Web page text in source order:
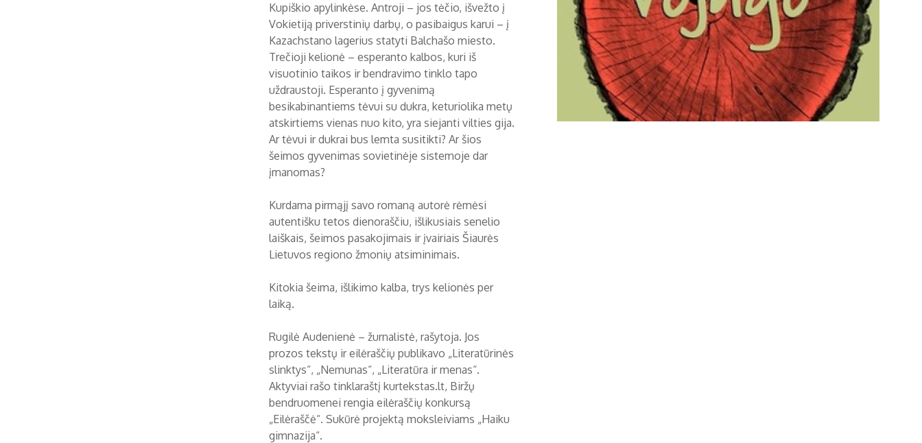
Kupiškio apylinkėse. Antroji – jos tėčio, išvežto į
Vokietiją priverstinių darbų, o pasibaigus karui – į
Kazachstano lagerius statyti Balchašo miesto.
Trečioji kelionė – esperanto kalbos, kuri iš
visuotinio taikos ir bendravimo tinklo tapo
uždraustoji. Esperanto į gyvenimą
besikabinantiems tėvui su dukra, keturiolika metų
atskirtiems vienas nuo kito, yra siejanti vilties gija.
Ar tėvui ir dukrai bus lemta susitikti? Ar šios
šeimos gyvenimas sovietinėje sistemoje dar
įmanomas?
Kurdama pirmąjį savo romaną autorė rėmėsi
autentišku tetos dienoraščiu, išlikusiais senelio
laiškais, šeimos pasakojimais ir įvairiais Šiaurės
Lietuvos regiono žmonių atsiminimais.
Kitokia šeima, išlikimo kalba, trys kelionės per
laiką.
Rugilė Audenienė – žurnalistė, rašytoja. Jos
prozos tekstų ir eilėraščių publikavo „Literatūrinės
slinktys“, „Nemunas“, „Literatūra ir menas“.
Aktyviai rašo tinklaraštį kurtekstas.lt, Biržų
bendruomenei rengia eilėraščių konkursą
„Eilėraščė“. Sukūrė projektą moksleiviams „Haiku
gimnazija“.